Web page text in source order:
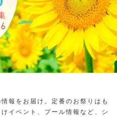
報をお届け。定番のお祭りはも
イベント、プール情報など、シ